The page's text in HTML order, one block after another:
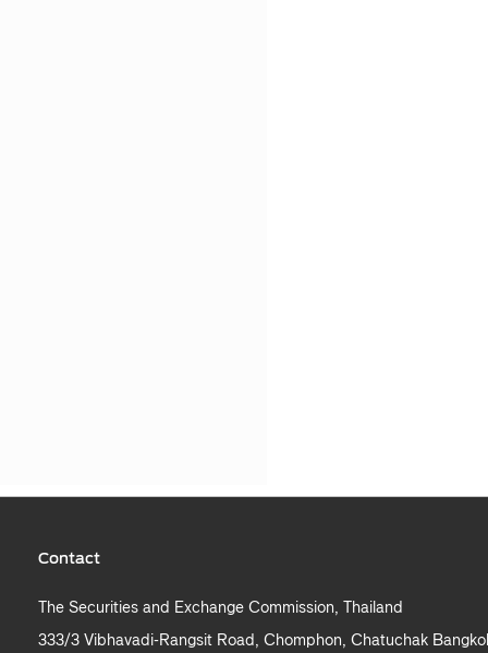
Contact
The Securities and Exchange Commission, Thailand
333/3 Vibhavadi-Rangsit Road, Chomphon, Chatuchak